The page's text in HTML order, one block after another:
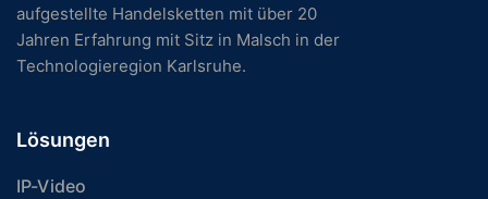
aufgestellte Handelsketten mit über 20
Jahren Erfahrung mit Sitz in Malsch in der
Technologieregion Karlsruhe.
Lösungen
IP-Video